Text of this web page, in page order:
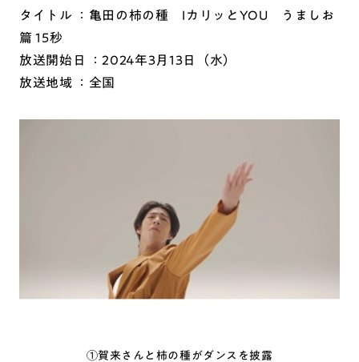
タイトル ：亀田の柿の種 IカリッとYOU うましお
篇 15秒
放送開始日 ：2024年3月13日（水）
放送地域 ：全国
①賀来さんと柿の種がダンスを披露